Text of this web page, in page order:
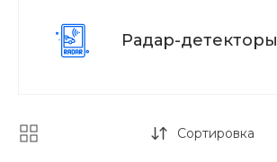
Радар-детекторы
Сортировка